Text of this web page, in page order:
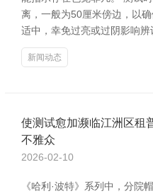
离，一般为50厘米傍边，以
适中，幸免过亮或过阴影响
新闻动态
使测试愈加濒临江洲区租
不雅众
2026-02-10
《哈利·波特》系列中，分院